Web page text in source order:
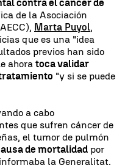
contra el cáncer de
de la Asociación
Marta Puyol,
que es una "idea
previos han sido
ahora toca validar
"y si se puede
a cabo
que sufren cáncer de
el tumor de pulmón
de mortalidad por
la Generalitat.